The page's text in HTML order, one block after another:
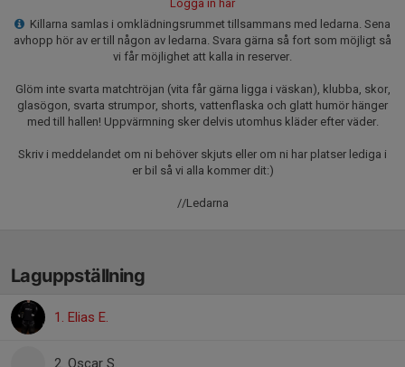
Logga in här
Killarna samlas i omklädningsrummet tillsammans med ledarna. Sena
avhopp hör av er till någon av ledarna. Svara gärna så fort som möjligt så
vi får möjlighet att kalla in reserver.
Glöm inte svarta matchtröjan (vita får gärna ligga i väskan), klubba, skor,
glasögon, svarta strumpor, shorts, vattenflaska och glatt humör hänger
med till hallen! Uppvärmning sker delvis utomhus kläder efter väder.
Skriv i meddelandet om ni behöver skjuts eller om ni har platser lediga i
er bil så vi alla kommer dit:)
//Ledarna
Laguppställning
1. Elias E.
2. Oscar S.